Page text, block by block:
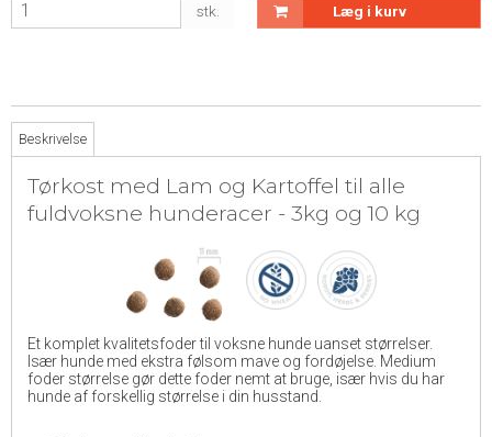
stk. Læg i kurv
Beskrivelse
Tørkost med Lam og Kartoffel til alle
fuldvoksne hunderacer - 3kg og 10 kg
Et komplet kvalitetsfoder til voksne hunde uanset størrelser.
Især hunde med ekstra følsom mave og fordøjelse. Medium
foder størrelse gør dette foder nemt at bruge, især hvis du har
hunde af forskellig størrelse i din husstand.